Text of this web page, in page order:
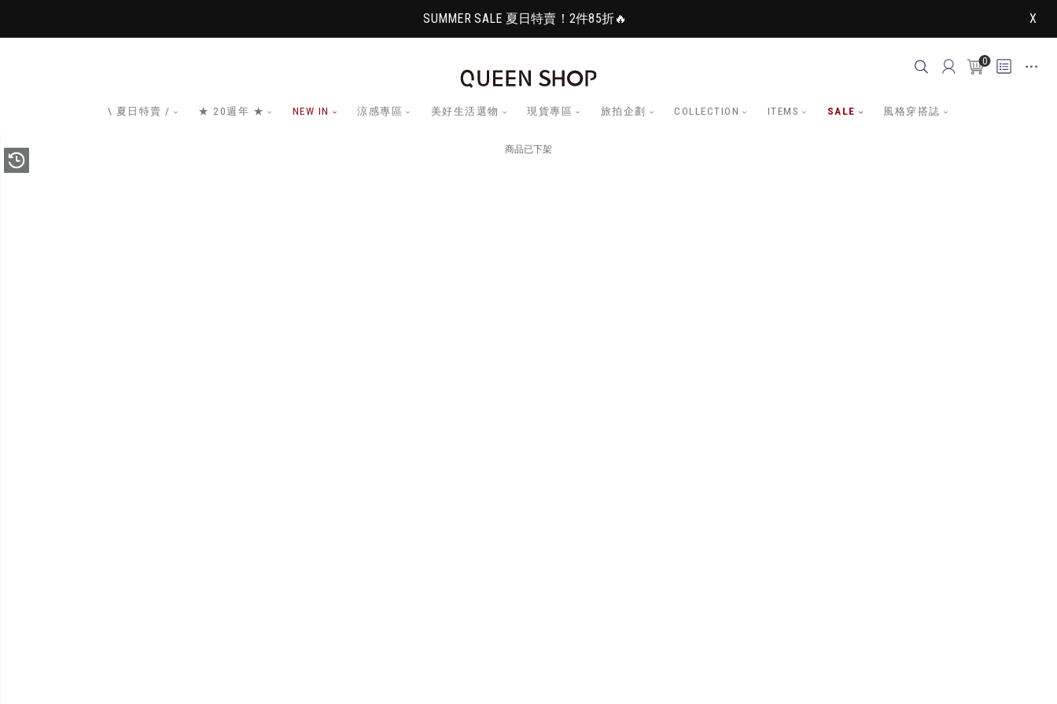
SUMMER SALE 夏日特賣！2件85折🔥 X
0
\ 夏日特賣 / ★ 20週年 ★ NEW IN 涼感專區 美好生活選物 現貨專區 旅拍企劃 COLLECTION ITEMS SALE 風格穿搭誌
商品已下架